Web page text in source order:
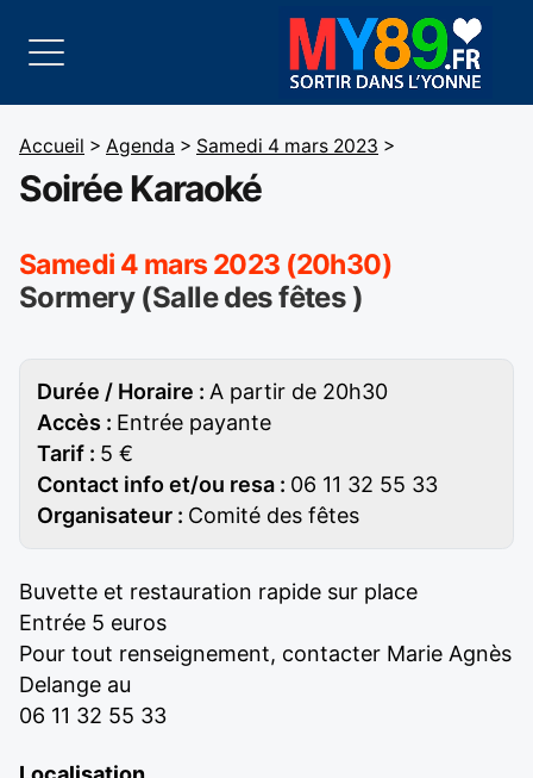
Accueil > Agenda > Samedi 4 mars 2023 >
Soirée Karaoké
Samedi 4 mars 2023 (20h30)
Sormery (Salle des fêtes )
Durée / Horaire : A partir de 20h30
Accès : Entrée payante
Tarif : 5 €
Contact info et/ou resa : 06 11 32 55 33
Organisateur : Comité des fêtes
Buvette et restauration rapide sur place
Entrée 5 euros
Pour tout renseignement, contacter Marie Agnès
Delange au
06 11 32 55 33